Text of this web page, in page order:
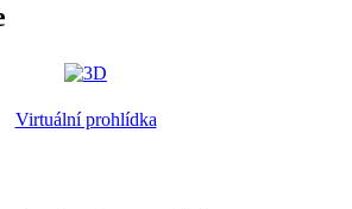
Virtuální prohlídka